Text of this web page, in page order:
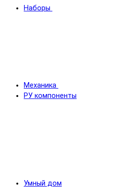
Наборы
Механика
РУ компоненты
Умный дом